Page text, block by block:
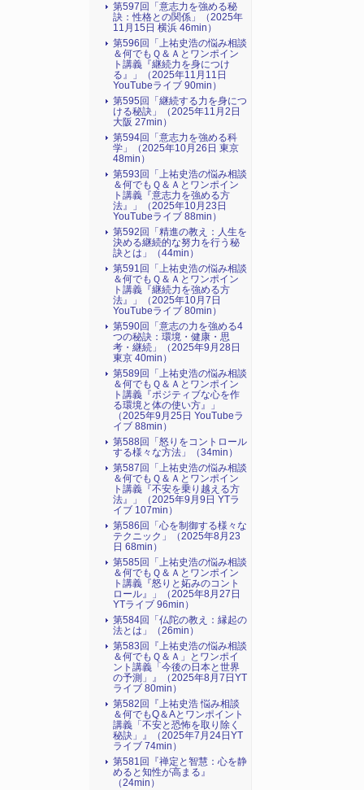
第597回「意志力を強める秘
訣：性格との関係」（2025年
11月15日 横浜 46min）
第596回「上祐史浩の悩み相談
＆何でもＱ＆Ａとワンポイン
ト講義『継続力を身につけ
る』​」（2025年11月11日
YouTubeライブ 90min）
第595回「継続する力を身につ
ける秘訣」（2025年11月2日
大阪 27min）
第594回「意志力を強める科
学」（2025年10月26日 東京
48min）
第593回「上祐史浩の悩み相談
＆何でもＱ＆Ａとワンポイン
ト講義『意志力を強める方
法』​」（2025年10月23日
YouTubeライブ 88min）
第592回「精進の教え：人生を
決める継続的な努力を行う秘
訣とは」（44min）
第591回「上祐史浩の悩み相談
＆何でもＱ＆Ａとワンポイン
ト講義『継続力を強める方
法』​」（2025年10月7日
YouTubeライブ 80min）
第590回「意志の力を強める4
つの秘訣：環境・健康・思
考・継続」（2025年9月28日
東京 40min）
第589回「上祐史浩の悩み相談
＆何でもＱ＆Ａとワンポイン
ト講義『ポジティブな心を作
る環境と体の使い方』​」
（2025年9月25日 YouTubeラ
イブ 88min）
第588回「怒りをコントロール
する様々な方法」（34min）
第587回「上祐史浩の悩み相談
＆何でもＱ＆Ａとワンポイン
ト講義『不安を乗り越える方
法』​」（2025年9月9日 YTラ
イブ 107min）
第586回「心を制御する様々な
テクニック」（2025年8月23
日 68min）
第585回「上祐史浩の悩み相談
＆何でもＱ＆Ａとワンポイン
ト講義『怒りと妬みのコント
ロール』​」（2025年8月27日
YTライブ 96min）
第584回「仏陀の教え：縁起の
法とは」（26min）
第583回『上祐史浩の悩み相談
＆何でもＱ＆Ａ」とワンポイ
ント講義「今後の日本と世界
の予測」』（2025年8月7日YT
ライブ 80min）
第582回『上祐史浩 悩み相談
＆何でもQ＆Aとワンポイント
講義「不安と恐怖を取り除く
秘訣」』（2025年7月24日YT
ライブ 74min）
第581回『禅定と智慧：心を静
めると知性が高まる』
（24min）